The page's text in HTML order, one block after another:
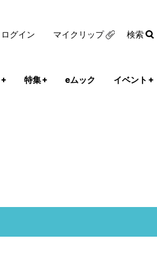
+ 特集+ eムック イベント +
ログイン マイクリップ 検索